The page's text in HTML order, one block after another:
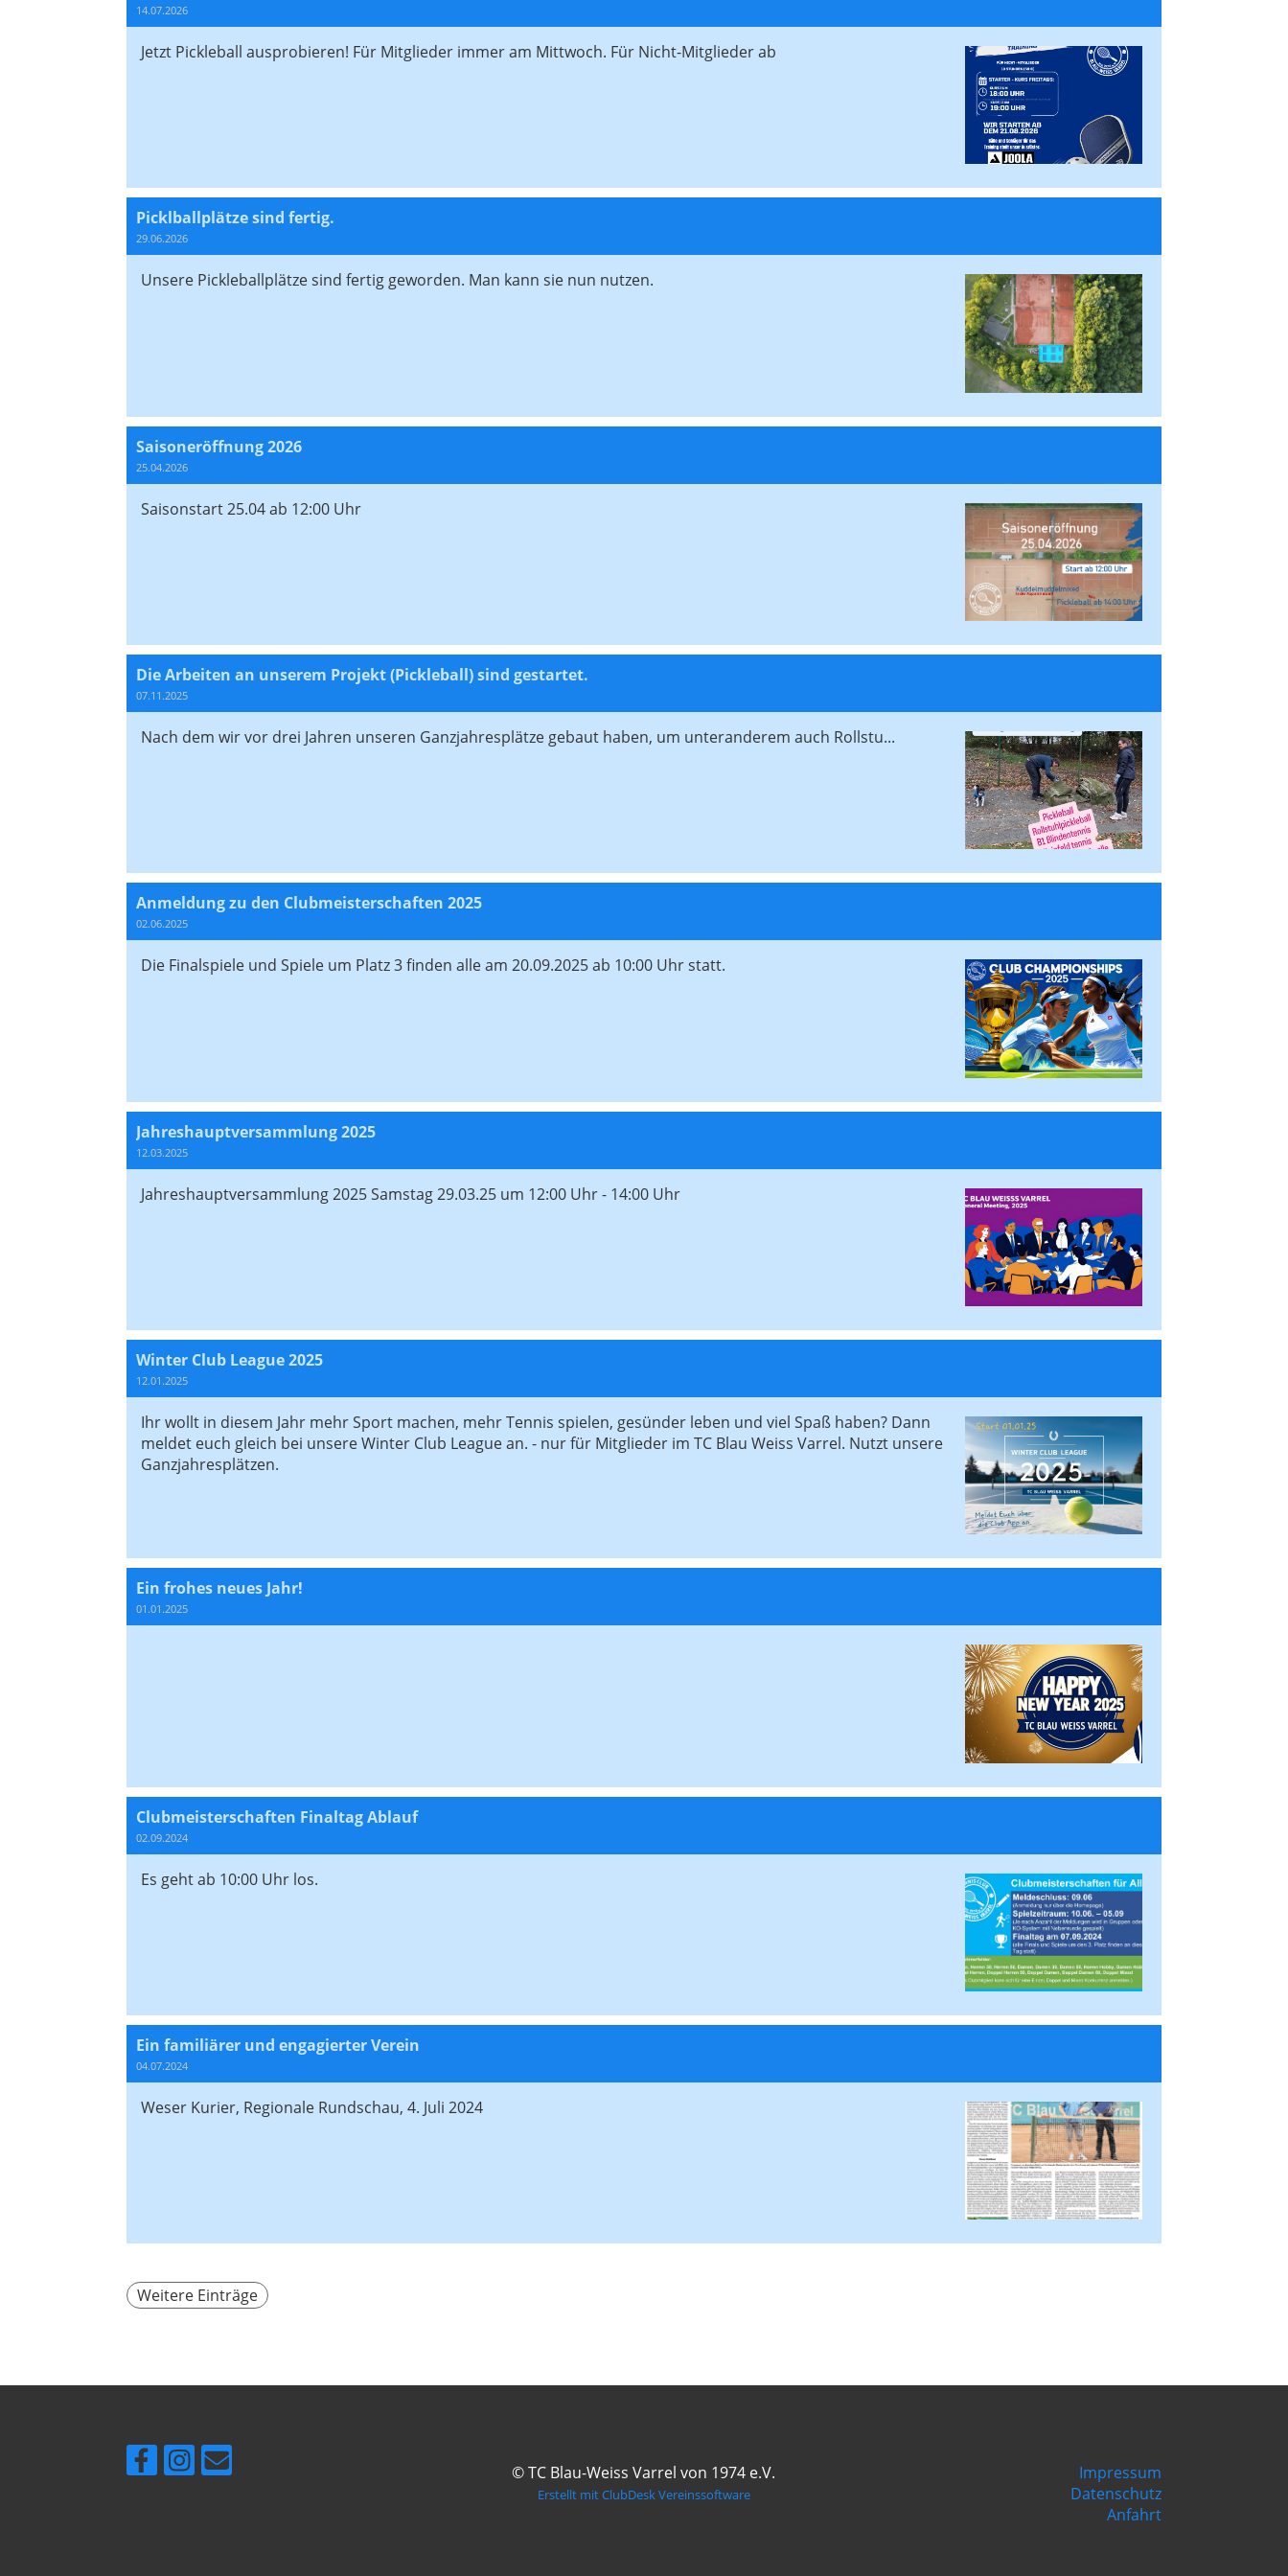
14.07.2026
Jetzt Pickleball ausprobieren! Für Mitglieder immer am Mittwoch. Für Nicht-Mitglieder ab
Picklballplätze sind fertig.
29.06.2026
Unsere Pickleballplätze sind fertig geworden. Man kann sie nun nutzen.
Saisoneröffnung 2026
25.04.2026
Saisonstart 25.04 ab 12:00 Uhr
Die Arbeiten an unserem Projekt (Pickleball) sind gestartet.
07.11.2025
Nach dem wir vor drei Jahren unseren Ganzjahresplätze gebaut haben, um unteranderem auch Rollstu...
Anmeldung zu den Clubmeisterschaften 2025
02.06.2025
Die Finalspiele und Spiele um Platz 3 finden alle am 20.09.2025 ab 10:00 Uhr statt.
Jahreshauptversammlung 2025
12.03.2025
Jahreshauptversammlung 2025 Samstag 29.03.25 um 12:00 Uhr - 14:00 Uhr
Winter Club League 2025
12.01.2025
Ihr wollt in diesem Jahr mehr Sport machen, mehr Tennis spielen, gesünder leben und viel Spaß haben? Dann
meldet euch gleich bei unsere Winter Club League an. - nur für Mitglieder im TC Blau Weiss Varrel. Nutzt unsere
Ganzjahresplätzen.
Ein frohes neues Jahr!
01.01.2025
Clubmeisterschaften Finaltag Ablauf
02.09.2024
Es geht ab 10:00 Uhr los.
Ein familiärer und engagierter Verein
04.07.2024
Weser Kurier, Regionale Rundschau, 4. Juli 2024
Weitere Einträge
© TC Blau-Weiss Varrel von 1974 e.V.
Erstellt mit ClubDesk Vereinssoftware
Impressum
Datenschutz
Anfahrt